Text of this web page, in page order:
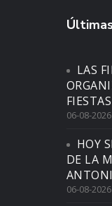
LAS
FIESTAS
06-08-2026
HOY
DE LA
06-08-2026